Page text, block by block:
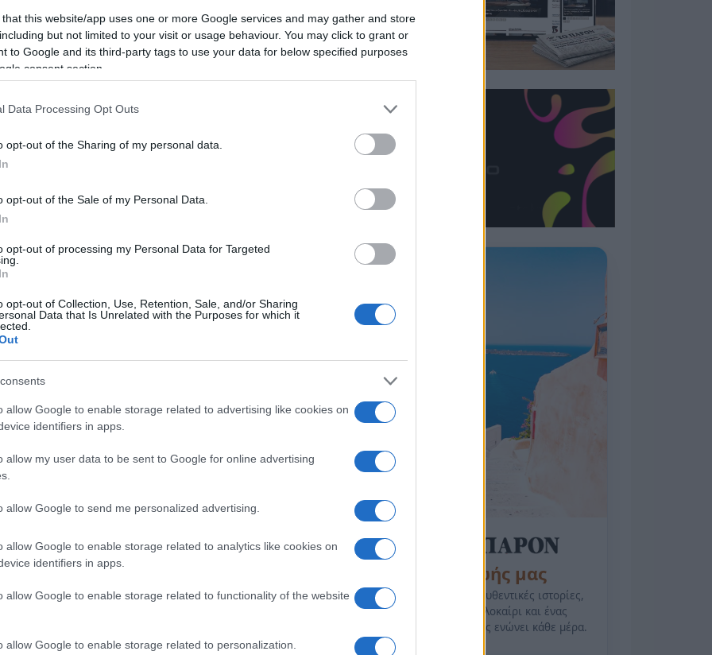
that this website/app uses one or more Google services and may gather and store
but not limited to your visit or usage behaviour. You may click to grant or
to Google and its third-party tags to use your data for below specified purposes
consent section.
Data Processing Opt Outs
opt-out of the Sharing of my personal data.
opt-out of the Sale of my Personal Data.
opt-out of processing my Personal Data for Targeted
opt-out of Collection, Use, Retention, Sale, and/or Sharing
Data that Is Unrelated with the Purposes for which it
allow Google to enable storage related to advertising like cookies on
identifiers in apps.
allow my user data to be sent to Google for online advertising
allow Google to send me personalized advertising.
allow Google to enable storage related to analytics like cookies on
identifiers in apps.
allow Google to enable storage related to functionality of the website
allow Google to enable storage related to personalization.
Χωνάκι ή κυπελλάκι; Σε αυτά τα 5
παγωτατζίδικα της Αθήνας η απάντηση
είναι…και τα δύο!
βλέπεις σε κάθε παραλία φέτος!
Πώς να ξεφλουδίζεις εύκολα το σκόρδο
Εβδομάδα που Ανακάτεψε την
Τράπουλα των Ελληνικών Media
ΤΣΟΥΝΑΜΙ ψηφιακής οργής…
συμπαρασύρει την κυβέρνηση
βοριάδες και σταδιακή άνοδο της
της Ζωής μας
Οι άνθρωποι, οι αυθεντικές ιστορίες,
το ελληνικό καλοκαίρι και ένας
πολιτισμός που μας ενώνει κάθε μέρα.